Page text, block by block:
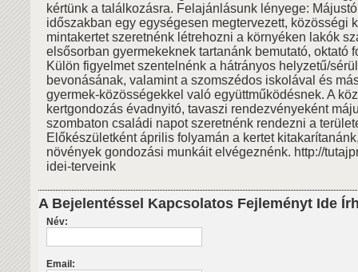
kértünk a találkozásra. Felajánlásunk lényege:
időszakban egy egységesen megtervezett, közösségi
mintakertet szeretnénk létrehozni a környéken lakók
elsősorban gyermekeknek tartanánk bemutató, oktató
Külön figyelmet szentelnénk a hátrányos helyzetű/
bevonásának, valamint a szomszédos iskolával és
gyermek-közösségekkel való együttműködésnek. A
kertgondozás évadnyitó, tavaszi rendezvényeként
szombaton családi napot szeretnénk rendezni a
Előkészületként április folyamán a kertet
növények gondozási munkáit elvégeznénk. http://
idei-terveink
A Bejelentéssel Kapcsolatos Fejleményt Ide
Név:
Email: